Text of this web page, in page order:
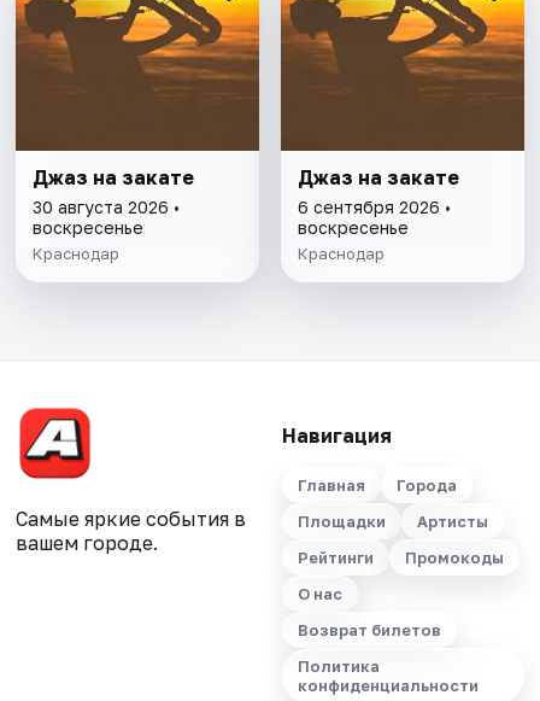
Джаз на закате
30 августа 2026 •
воскресенье
Краснодар
Джаз на закате
6 сентября 2026 •
воскресенье
Краснодар
Самые яркие события в
вашем городе.
Навигация
Главная
Города
Площадки
Артисты
Рейтинги
Промокоды
О нас
Возврат билетов
Политика
конфиденциальности